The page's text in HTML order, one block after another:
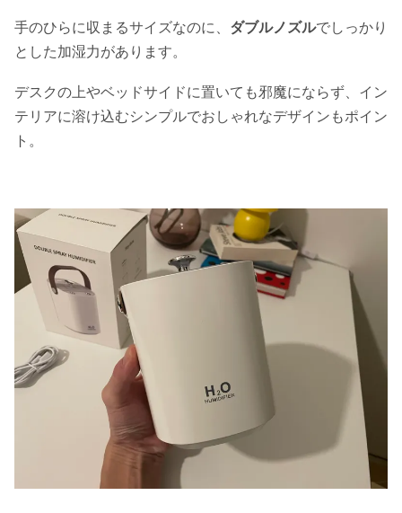
手のひらに収まるサイズなのに、 ダブルノズルでしっかり
とした加湿力があります。
デスクの上やベッドサイドに置いても邪魔にならず、イン
テリアに溶け込むシンプルでおしゃれなデザインもポイン
ト。